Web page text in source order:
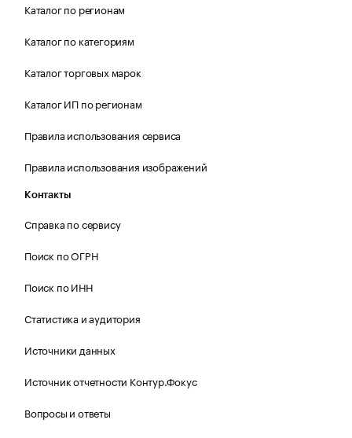
Каталог по регионам
Каталог по категориям
Каталог торговых марок
Каталог ИП по регионам
Правила использования сервиса
Правила использования изображений
Контакты
Справка по сервису
Поиск по ОГРН
Поиск по ИНН
Статистика и аудитория
Источники данных
Источник отчетности Контур.Фокус
Вопросы и ответы